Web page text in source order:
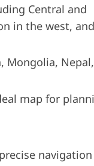
Central and
in the west, and
Mongolia, Nepal,
map for
navigation